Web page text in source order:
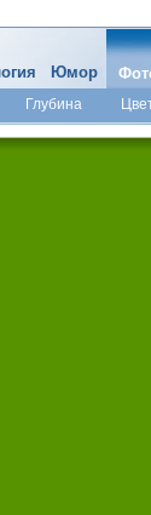
Юмор
Глубина